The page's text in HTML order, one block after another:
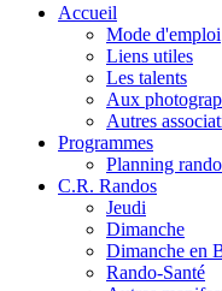
Accueil
Mode d'emploi
Liens utiles
Les talents
Aux
Autres
Programmes
Planning
C.R. Randos
Jeudi
Dimanche
Dimanche en
Rando-Santé